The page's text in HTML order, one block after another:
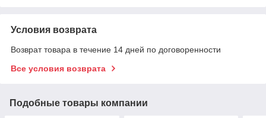
Условия возврата
Возврат товара в течение 14 дней по договоренности
Все условия возврата
Подобные товары компании